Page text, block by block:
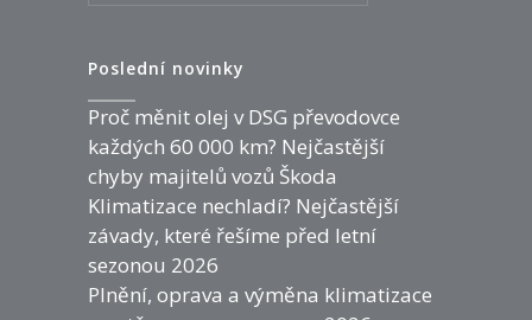
Poslední novinky
Proč měnit olej v DSG převodovce
každých 60 000 km? Nejčastější
chyby majitelů vozů Škoda
Klimatizace nechladí? Nejčastější
závady, které řešíme před letní
sezonou 2026
Plnění, oprava a výměna klimatizace